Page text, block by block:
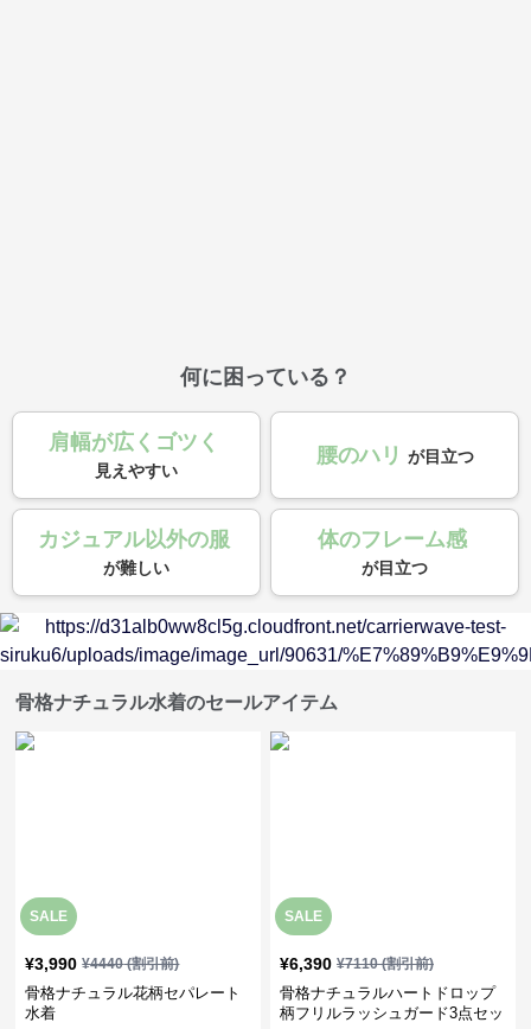
何に困っている？
肩幅が広くゴツく
見えやすい
腰のハリ が目立つ
カジュアル以外の服
が難しい
体のフレーム感
が目立つ
骨格ナチュラル水着のセールアイテム
SALE
¥3,990 ¥4440(割引前)
骨格ナチュラル花柄セパレート
水着
SALE
¥6,390 ¥7110(割引前)
骨格ナチュラルハートドロップ
柄フリルラッシュガード3点セッ